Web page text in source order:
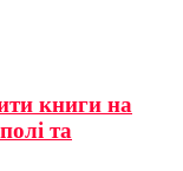
книги на
та